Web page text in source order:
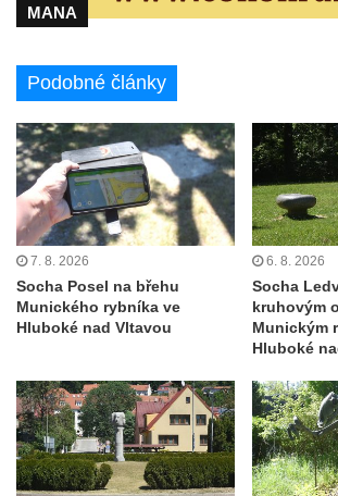
Socha Faun s medvíďaty v ZOO Dresden
ZOO Dresden
Socha světce severně od Lužce nad
Vltavou
Pamětní kámen revitalizace Vltavy Vraňany
– Hořín u Lužce nad Vltavou
Strom svobody a památník 100 let republiky
a 30. výročí listopadu 1989 v Hrobčicích
Boží muka v parku před domem čp. 17 v
Hrobčicích
Sochy „Klaun a dívenka“ v parku v centru
Hrobčic
Socha svatého Antonína poustevníka v
Mirošovicích
Socha vodníka u požární nádrže v
MANA
Podobné články
7. 8. 2026
Socha Posel na břehu
Munického rybníka ve
Hluboké nad Vltavou
6. 8. 2026
Socha
kruhovým
Munickým
Hluboké